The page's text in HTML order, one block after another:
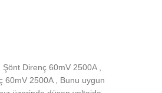
Direnç 60mV 2500A ,
60mV 2500A , Bunu uygun